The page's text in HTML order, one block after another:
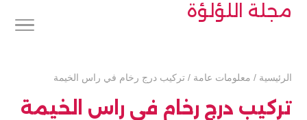
مجلة اللؤلؤة
الرئيسية / معلومات عامة / تركيب درج رخام في راس الخيمة
تركيب درج رخام في راس الخيمة